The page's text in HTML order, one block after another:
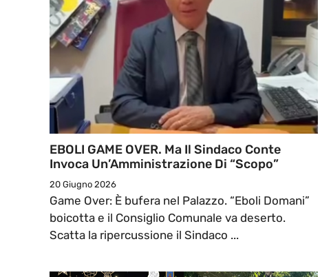
EBOLI GAME OVER. Ma Il Sindaco Conte
Invoca Un’Amministrazione Di “Scopo”
20 Giugno 2026
Game Over: È bufera nel Palazzo. “Eboli Domani”
boicotta e il Consiglio Comunale va deserto.
Scatta la ripercussione il Sindaco ...